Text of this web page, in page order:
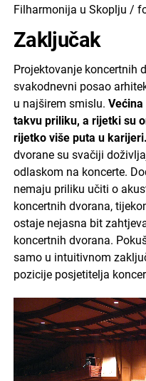
Filharmonija u Skoplju /
Zaključak
Projektovanje koncertnih
svakodnevni posao
u najširem smislu.
takvu priliku, a rijetki su
rijetko više puta u karijeri.
dvorane su svačiji
odlaskom na koncerte.
nemaju priliku učiti o
koncertnih dvorana,
ostaje nejasna bit
koncertnih dvorana.
samo u intuitivnom
pozicije posjetitelja